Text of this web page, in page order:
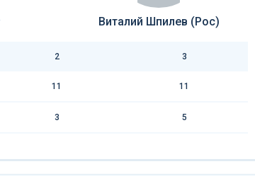
Виталий Шпилев (Рос)
2 3
11 11
3 5